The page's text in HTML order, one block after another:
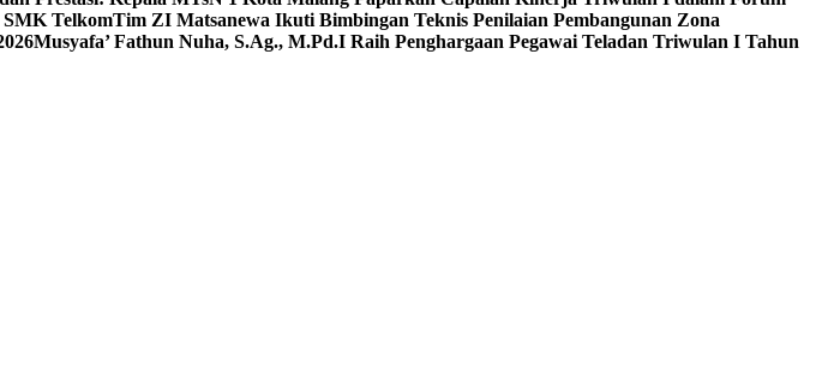
TelkomTim ZI Matsanewa Ikuti Bimbingan Teknis Penilaian Pembangunan Zona
Musyafa’ Fathun Nuha, S.Ag., M.Pd.I Raih Penghargaan Pegawai Teladan Triwulan I Tahun